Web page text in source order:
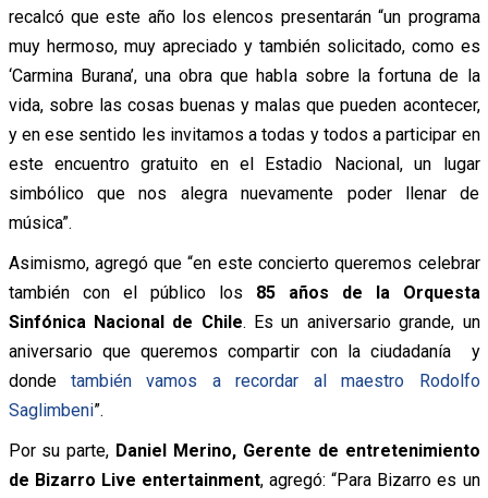
recalcó que este año los elencos presentarán “un programa
muy hermoso, muy apreciado y también solicitado, como es
‘Carmina Burana’, una obra que habla sobre la fortuna de la
vida, sobre las cosas buenas y malas que pueden acontecer,
y en ese sentido les invitamos a todas y todos a participar en
este encuentro gratuito en el Estadio Nacional, un lugar
simbólico que nos alegra nuevamente poder llenar de
música”.
Asimismo, agregó que “en este concierto queremos celebrar
también con el público los 85 años de la Orquesta
Sinfónica Nacional de Chile. Es un aniversario grande, un
aniversario que queremos compartir con la ciudadanía y
donde también vamos a recordar al maestro Rodolfo
Saglimbeni”.
Por su parte, Daniel Merino, Gerente de entretenimiento
de Bizarro Live entertainment, agregó: “Para Bizarro es un